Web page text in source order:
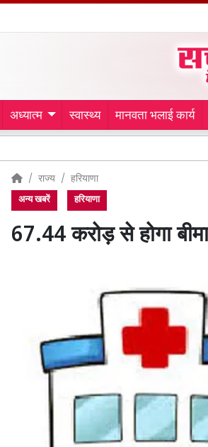
अध्यात्म स्वास्थ्य मानवता भलाई कार्य
राज्य हरियाणा
अन्य खबरें हरियाणा
67.44 करोड़ से होगा